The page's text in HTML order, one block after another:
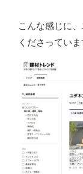
こんな感じに
くださっていま